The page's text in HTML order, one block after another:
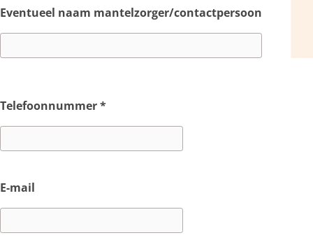
Eventueel naam mantelzorger/contactpersoon
Telefoonnummer*
E-mail